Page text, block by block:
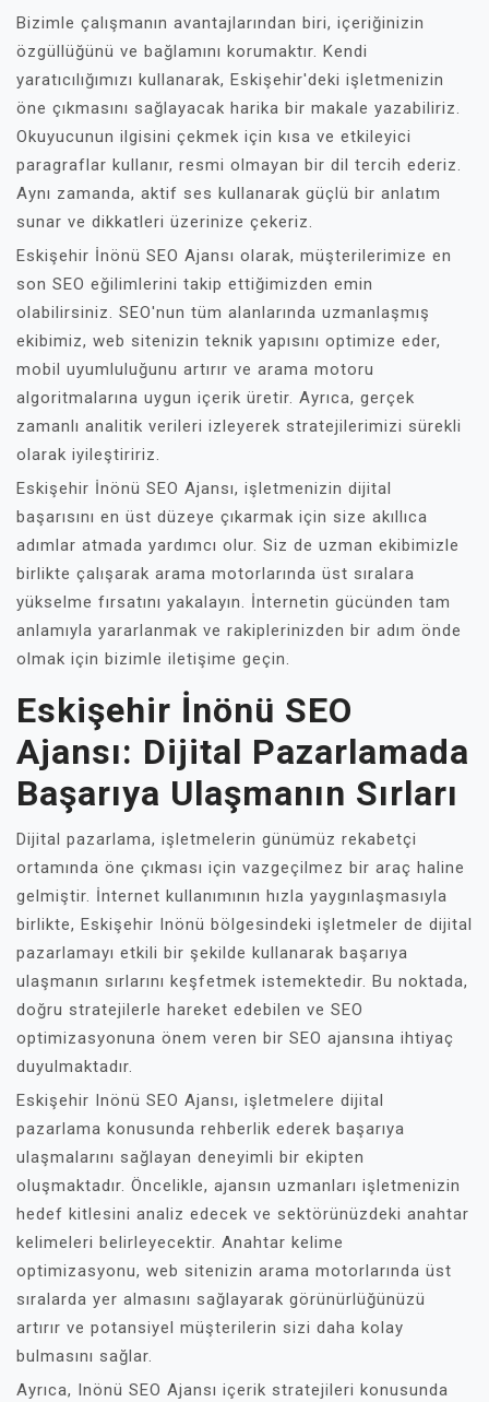
Bizimle çalışmanın avantajlarından biri, içeriğinizin
özgüllüğünü ve bağlamını korumaktır. Kendi
yaratıcılığımızı kullanarak, Eskişehir'deki işletmenizin
öne çıkmasını sağlayacak harika bir makale yazabiliriz.
Okuyucunun ilgisini çekmek için kısa ve etkileyici
paragraflar kullanır, resmi olmayan bir dil tercih ederiz.
Aynı zamanda, aktif ses kullanarak güçlü bir anlatım
sunar ve dikkatleri üzerinize çekeriz.
Eskişehir İnönü SEO Ajansı olarak, müşterilerimize en
son SEO eğilimlerini takip ettiğimizden emin
olabilirsiniz. SEO'nun tüm alanlarında uzmanlaşmış
ekibimiz, web sitenizin teknik yapısını optimize eder,
mobil uyumluluğunu artırır ve arama motoru
algoritmalarına uygun içerik üretir. Ayrıca, gerçek
zamanlı analitik verileri izleyerek stratejilerimizi sürekli
olarak iyileştiririz.
Eskişehir İnönü SEO Ajansı, işletmenizin dijital
başarısını en üst düzeye çıkarmak için size akıllıca
adımlar atmada yardımcı olur. Siz de uzman ekibimizle
birlikte çalışarak arama motorlarında üst sıralara
yükselme fırsatını yakalayın. İnternetin gücünden tam
anlamıyla yararlanmak ve rakiplerinizden bir adım önde
olmak için bizimle iletişime geçin.
Eskişehir İnönü SEO
Ajansı: Dijital Pazarlamada
Başarıya Ulaşmanın Sırları
Dijital pazarlama, işletmelerin günümüz rekabetçi
ortamında öne çıkması için vazgeçilmez bir araç haline
gelmiştir. İnternet kullanımının hızla yaygınlaşmasıyla
birlikte, Eskişehir Inönü bölgesindeki işletmeler de dijital
pazarlamayı etkili bir şekilde kullanarak başarıya
ulaşmanın sırlarını keşfetmek istemektedir. Bu noktada,
doğru stratejilerle hareket edebilen ve SEO
optimizasyonuna önem veren bir SEO ajansına ihtiyaç
duyulmaktadır.
Eskişehir Inönü SEO Ajansı, işletmelere dijital
pazarlama konusunda rehberlik ederek başarıya
ulaşmalarını sağlayan deneyimli bir ekipten
oluşmaktadır. Öncelikle, ajansın uzmanları işletmenizin
hedef kitlesini analiz edecek ve sektörünüzdeki anahtar
kelimeleri belirleyecektir. Anahtar kelime
optimizasyonu, web sitenizin arama motorlarında üst
sıralarda yer almasını sağlayarak görünürlüğünüzü
artırır ve potansiyel müşterilerin sizi daha kolay
bulmasını sağlar.
Ayrıca, Inönü SEO Ajansı içerik stratejileri konusunda